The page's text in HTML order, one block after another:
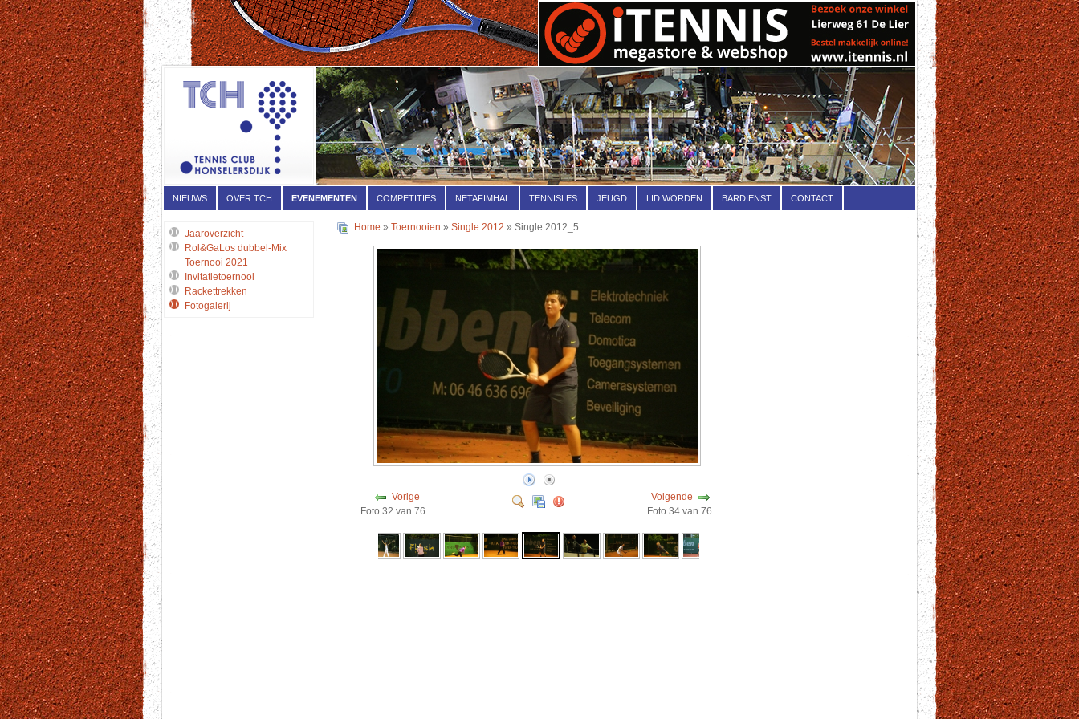
NIEUWS OVER TCH EVENEMENTEN COMPETITIES NETAFIMHAL TENNISLES JEUGD LID WORDEN BARDIENST CONTACT
Jaaroverzicht
Rol&GaLos dubbel-Mix
Toernooi 2021
Invitatietoernooi
Rackettrekken
Fotogalerij
Home » Toernooien » Single 2012 » Single 2012_5
Vorige
Foto 32 van 76
Volgende
Foto 34 van 76